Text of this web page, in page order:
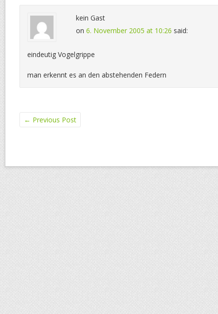
kein Gast
on 6. November 2005 at 10:26 said:
eindeutig Vogelgrippe
man erkennt es an den abstehenden Federn
← Previous Post